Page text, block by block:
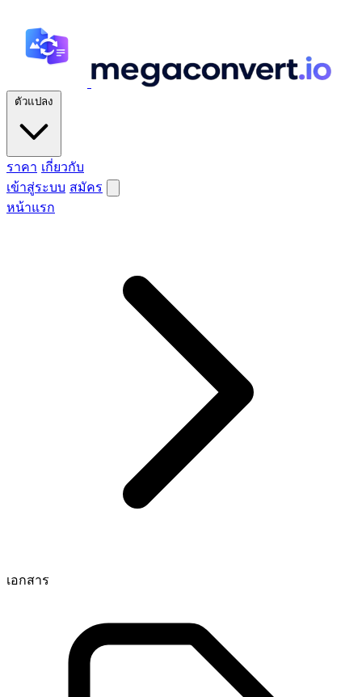
ตัวแปลง
ราคา เกี่ยวกับ
เข้าสู่ระบบ สมัคร
หน้าแรก
เอกสาร